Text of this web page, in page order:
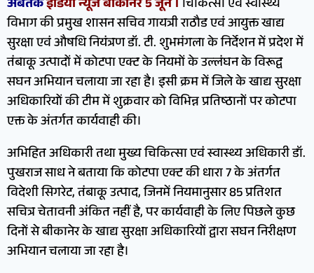
अबतकइंडिया न्यूज बीकानेर 5 जून । चिकित्सा एवं स्वास्थ्य
विभाग की प्रमुख शासन सचिव गायत्री राठौड एवं आयुक्त खाद्य
सुरक्षा एवं औषधि नियंत्रण डॉ. टी. शुभमंगला के निर्देशन में प्रदेश में
तंबाकू उत्पादों में कोटपा एक्ट के नियमों के उल्लंघन के विरूद्व
सघन अभियान चलाया जा रहा है। इसी क्रम में जिले के खाद्य सुरक्षा
अधिकारियों की टीम में शुक्रवार को विभिन्न प्रतिष्ठानों पर कोटपा
एक्त के अंतर्गत कार्यवाही की।
अभिहित अधिकारी तथा मुख्य चिकित्सा एवं स्वास्थ्य अधिकारी डॉ.
पुखराज साध ने बताया कि कोटपा एक्ट की धारा 7 के अंतर्गत
विदेशी सिगरेट, तंबाकू उत्पाद, जिनमें नियमानुसार 85 प्रतिशत
सचित्र चेतावनी अंकित नहीं है, पर कार्यवाही के लिए पिछले कुछ
दिनों से बीकानेर के खाद्य सुरक्षा अधिकारियों द्वारा सघन निरीक्षण
अभियान चलाया जा रहा है।